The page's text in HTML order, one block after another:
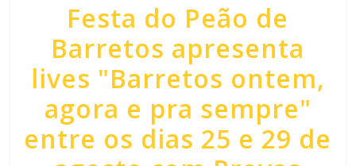
Festa do Peão de
Barretos apresenta
lives "Barretos ontem,
agora e pra sempre"
entre os dias 25 e 29 de